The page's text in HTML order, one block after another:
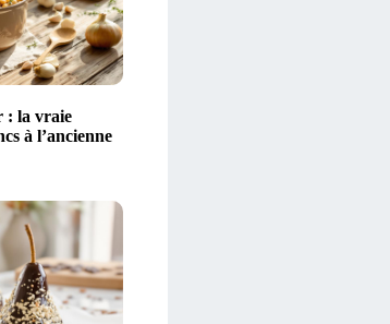
: la vraie
à l’ancienne